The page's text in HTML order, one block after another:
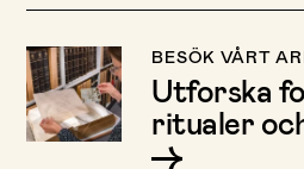
BESÖK VÅRT
Utforska
ritualer